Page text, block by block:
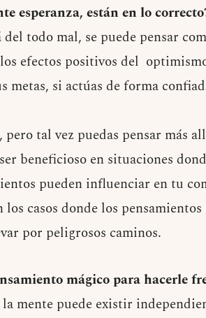
esperanza, están en lo
del todo mal, se puede pensar
efectos positivos del
metas, si actúas de forma
tal vez puedas pensar más
beneficioso en situaciones
pueden influenciar en tu
casos donde los
por peligrosos caminos.
mágico para hacerle
mente puede existir